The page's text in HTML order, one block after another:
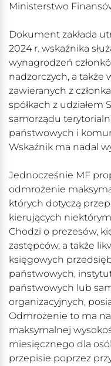
Ministerstwo
Dokument zakłada
2024 r. wskaźnika
wynagrodzeń
nadzorczych, a
zawieranych z
spółkach z udziałem
samorządu
państwowych i
Wskaźnik ma nadal
Jednocześnie MF
odmrożenie
których dotyczą
kierujących
Chodzi o prezesów,
zastępców, a także
księgowych
państwowych,
państwowych lub
organizacyjnych,
Odmrożenie to ma
maksymalnej
miesięcznego dla
przepisie poprzez